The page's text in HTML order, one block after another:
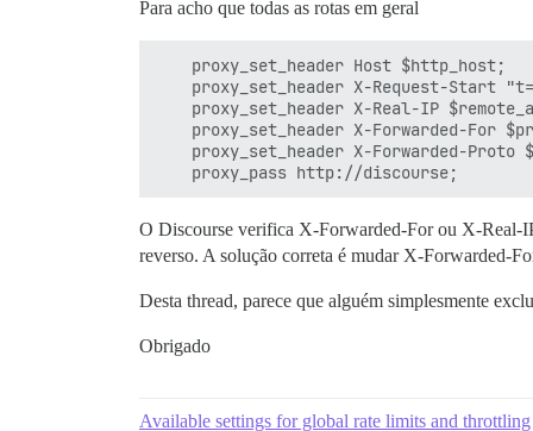
Para acho que todas as rotas em geral
    proxy_set_header Host $http_host;
proxy_set_header X-Request-Start
proxy_set_header X-Real-IP
proxy_set_header X-Forwarded-For
proxy_set_header X-Forwarded-Proto
O Discourse verifica X-Forwarded-For ou X-Real-
reverso. A solução correta é mudar X-Forwarded-
Desta thread, parece que alguém simplesmente
Obrigado
Available settings for global rate limits and throttling